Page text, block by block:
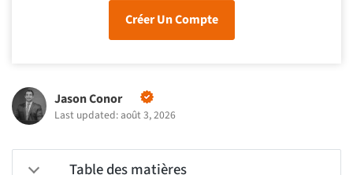
Créer Un Compte
Jason Conor
Last updated: août 3, 2026
Table des matières